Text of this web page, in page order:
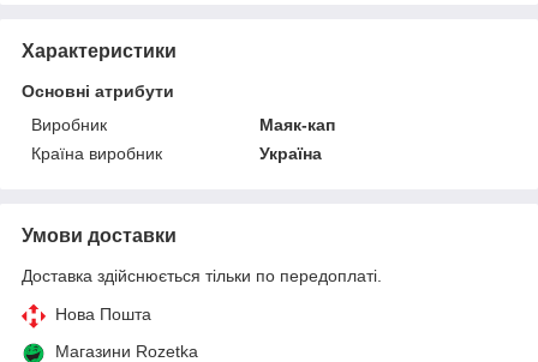
Характеристики
Основні атрибути
Виробник
Маяк-кап
Країна виробник
Україна
Умови доставки
Доставка здійснюється тільки по передоплаті.
Нова Пошта
Магазини Rozetka